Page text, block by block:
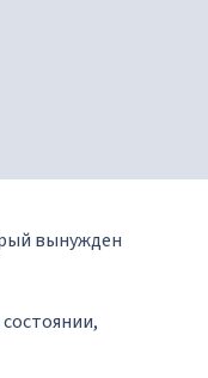
вынужден